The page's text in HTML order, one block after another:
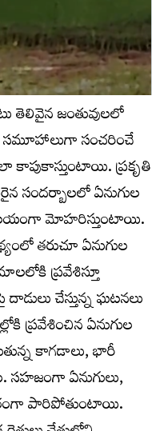
తెలివైన జంతువులలో
సమూహాలుగా సంచరించే
కాపుకాస్తుంటాయి. ప్రకృతి
సందర్బాలలో ఏనుగుల
వలయంగా మోహరిస్తుంటాయి.
తరుచూ ఏనుగుల
ప్రవేశిస్తూ
చేస్తున్న ఘటనలు
ఏనుగుల
కాగడాలు, భారీ
ఏనుగులు,
పారిపోతుంటాయి.